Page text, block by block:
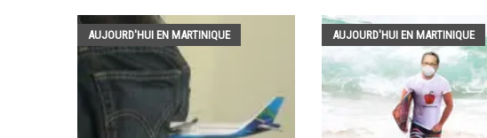
AUJOURD'HUI EN MARTINIQUE AUJOURD'HUI EN MARTINIQUE